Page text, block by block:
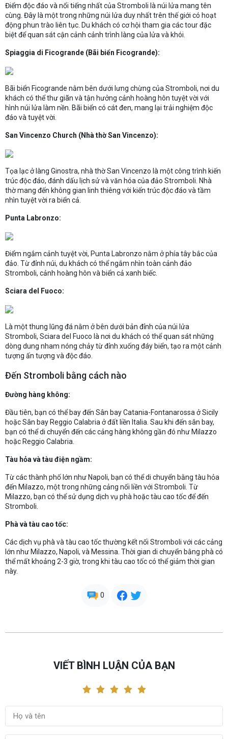
Điểm độc đáo và nổi tiếng nhất của Stromboli là núi lửa mang tên
cùng. Đây là một trong những núi lửa duy nhất trên thế giới có hoạt
động phun trào liên tục. Du khách có cơ hội tham gia các tour đặc
biệt để quan sát cận cảnh cảnh trình làng của lửa và khói.
Spiaggia di Ficogrande (Bãi biển Ficogrande):
Bãi biển Ficogrande nằm bên dưới lưng chừng của Stromboli, nơi du
khách có thể thư giãn và tận hưởng cảnh hoàng hôn tuyệt vời với
hình núi lửa làm nền. Bãi biển có cát đen, mang lại trải nghiệm độc
đáo và tuyệt vời.
San Vincenzo Church (Nhà thờ San Vincenzo):
Tọa lạc ở làng Ginostra, nhà thờ San Vincenzo là một công trình kiến
trúc độc đáo, đánh dấu lịch sử và văn hóa của đảo Stromboli. Nhà
thờ mang đến không gian linh thiêng với kiến trúc độc đáo và tầm
nhìn tuyệt vời ra biển cả.
Punta Labronzo:
Điểm ngắm cảnh tuyệt vời, Punta Labronzo nằm ở phía tây bắc của
đảo. Từ đỉnh núi, du khách có thể ngắm nhìn toàn cảnh đảo
Stromboli, cảnh hoàng hôn và biển cả xanh biếc.
Sciara del Fuoco:
Là một thung lũng đá nằm ở bên dưới bản đỉnh của núi lửa
Stromboli, Sciara del Fuoco là nơi du khách có thể quan sát những
dòng dung nham nóng chảy từ đỉnh xuống đáy biển, tạo ra một cảnh
tượng ấn tượng và độc đáo.
Đến Stromboli bằng cách nào
Đường hàng không:
Đầu tiên, bạn có thể bay đến Sân bay Catania-Fontanarossa ở Sicily
hoặc Sân bay Reggio Calabria ở đất liền Italia. Sau khi đến sân bay,
bạn có thể di chuyển đến các cảng hàng không gần đó như Milazzo
hoặc Reggio Calabria.
Tàu hỏa và tàu điện ngầm:
Từ các thành phố lớn như Napoli, bạn có thể di chuyển bằng tàu hỏa
đến Milazzo, một trong những cảng nối liền với Stromboli. Từ
Milazzo, bạn có thể sử dụng dịch vụ phà hoặc tàu cao tốc để đến
Stromboli.
Phà và tàu cao tốc:
Các dịch vụ phà và tàu cao tốc thường kết nối Stromboli với các cảng
lớn như Milazzo, Napoli, và Messina. Thời gian di chuyển bằng phà có
thể mất khoảng 2-3 giờ, trong khi tàu cao tốc có thể giảm thời gian
này.
0
VIẾT BÌNH LUẬN CỦA BẠN